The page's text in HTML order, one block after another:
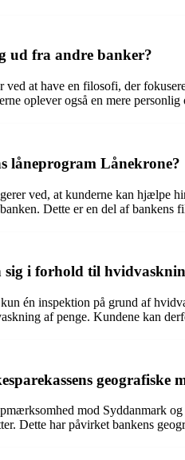
ud fra andre banker?
ved at have en filosofi, der
oplever også en mere
låneprogram Lånekrone?
ved, at kunderne kan hjælpe
Dette er en del af
i forhold til
én inspektion på grund af
af penge. Kundene kan
geografiske
mod Syddanmark
Dette har påvirket bankens